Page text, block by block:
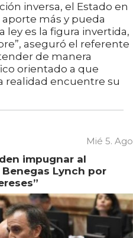
inversa, el Estado en
más y pueda
ley es la figura invertida,
aseguró el referente
de manera
orientado a que
realidad encuentre su
Mié 5. Ago
impugnar al
Lynch por